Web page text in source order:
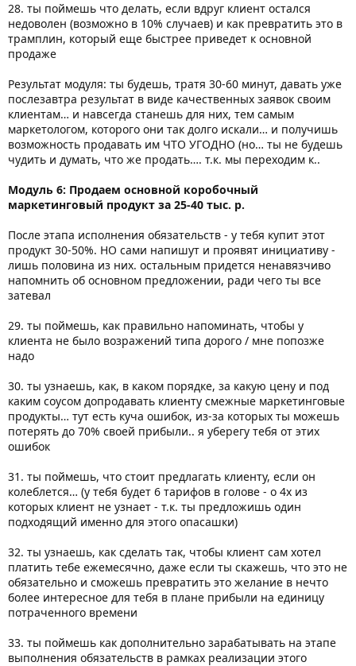
28. ты поймешь что делать, если вдруг клиент остался
недоволен (возможно в 10% случаев) и как превратить это в
трамплин, который еще быстрее приведет к основной
продаже
Результат модуля: ты будешь, тратя 30-60 минут, давать уже
послезавтра результат в виде качественных заявок своим
клиентам… и навсегда станешь для них, тем самым
маркетологом, которого они так долго искали… и получишь
возможность продавать им ЧТО УГОДНО (но… ты не будешь
чудить и думать, что же продать…. т.к. мы переходим к..
Модуль 6: Продаем основной коробочный
маркетинговый продукт за 25-40 тыс. р.
После этапа исполнения обязательств - у тебя купит этот
продукт 30-50%. НО сами напишут и проявят инициативу -
лишь половина из них. остальным придется ненавязчиво
напомнить об основном предложении, ради чего ты все
затевал
29. ты поймешь, как правильно напоминать, чтобы у
клиента не было возражений типа дорого / мне попозже
надо
30. ты узнаешь, как, в каком порядке, за какую цену и под
каким соусом допродавать клиенту смежные маркетинговые
продукты… тут есть куча ошибок, из-за которых ты можешь
потерять до 70% своей прибыли.. я уберегу тебя от этих
ошибок
31. ты поймешь, что стоит предлагать клиенту, если он
колеблется… (у тебя будет 6 тарифов в голове - о 4х из
которых клиент не узнает - т.к. ты предложишь один
подходящий именно для этого опасашки)
32. ты узнаешь, как сделать так, чтобы клиент сам хотел
платить тебе ежемесячно, даже если ты скажешь, что это не
обязательно и сможешь превратить это желание в нечто
более интересное для тебя в плане прибыли на единицу
потраченного времени
33. ты поймешь как дополнительно зарабатывать на этапе
выполнения обязательств в рамках реализации этого